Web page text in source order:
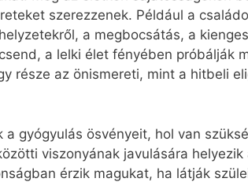
szerezzenek. Például a
a megbocsátás, a
a lelki élet fényében próbálják
része az önismereti, mint a hitbeli
gyógyulás ösvényeit, hol van
viszonyának javulására
érzik magukat, ha látják